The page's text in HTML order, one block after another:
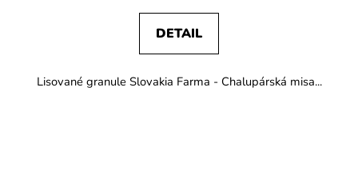
DETAIL
Lisované granule Slovakia Farma - Chalupárská misa...